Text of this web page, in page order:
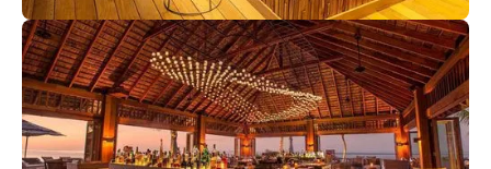
Champagne Pavillion
Романтическая зона у океана идеально подходит для
свидания перед ужином с бокалом шампанского,
великолепными канапе и пирожными. Отсюда
открывается захватывающий вид на частный пляж и
пронзительную синь океана.